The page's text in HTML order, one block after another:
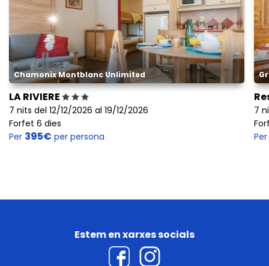
Chamonix Montblanc Unlimited
LA RIVIERE
7 nits del 12/12/2026 al 19/12/2026
Forfet 6 dies
Per 395€ per persona
7
Per
Estem en xarxes socials